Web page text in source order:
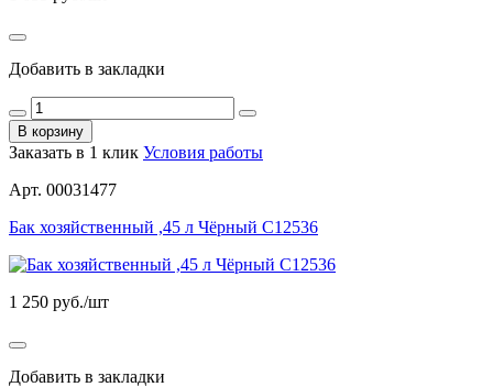
Добавить в закладки
В корзину
Заказать в 1 клик Условия работы
Арт. 00031477
Бак хозяйственный ,45 л Чёрный С12536
1 250 руб./шт
Добавить в закладки